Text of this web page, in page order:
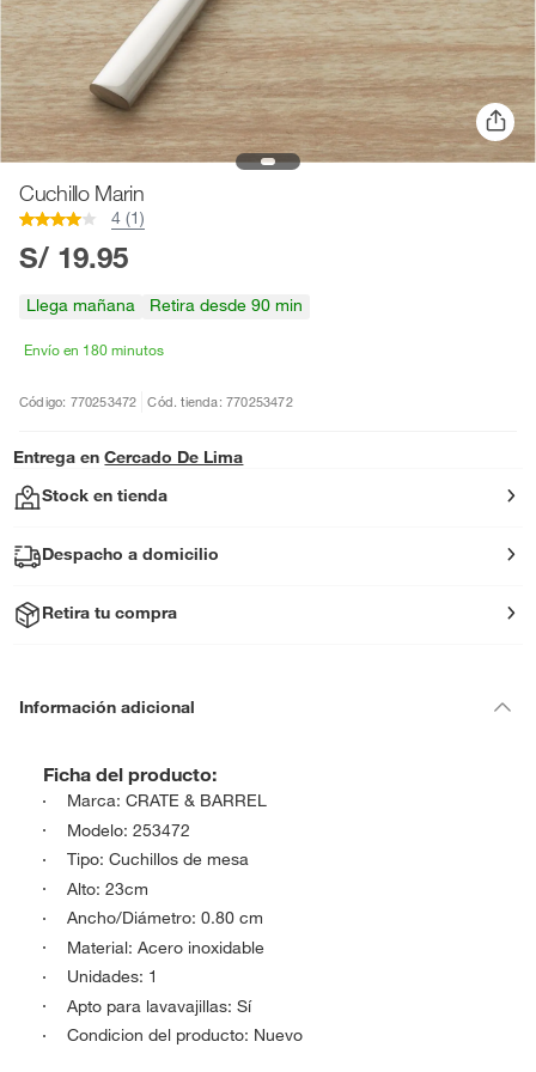
Cuchillo Marin
4 (1)
S/ 19.95
Llega mañana Retira desde 90 min
Envío en 180 minutos
Código: 770253472 Cód. tienda: 770253472
Entrega en Cercado De Lima
Stock en tienda
Despacho a domicilio
Retira tu compra
Información adicional
Ficha del producto:
Marca: CRATE & BARREL
Modelo: 253472
Tipo: Cuchillos de mesa
Alto: 23cm
Ancho/Diámetro: 0.80 cm
Material: Acero inoxidable
Unidades: 1
Apto para lavavajillas: Sí
Condicion del producto: Nuevo